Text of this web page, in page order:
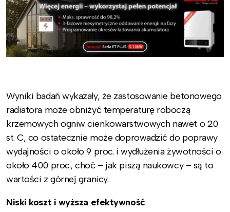
Wyniki badań wykazały, że zastosowanie betonowego
radiatora może obniżyć temperaturę roboczą
krzemowych ogniw cienkowarstwowych nawet o 20
st. C, co ostatecznie może doprowadzić do poprawy
wydajności o około 9 proc. i wydłużenia żywotności o
około 400 proc., choć – jak piszą naukowcy – są to
wartości z górnej granicy.
Niski koszt i wyższa efektywność